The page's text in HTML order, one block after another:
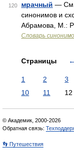
120 мрачный — См.
синонимов и
Абрамова, М.:
Словарь
Страницы ←
1 2 3
10
11 12
© Академик, 2000-2026
Обратная связь:
👣 Путешествия